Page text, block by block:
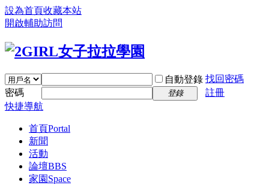
設為首頁收藏本站
開啟輔助訪問
自動登錄 找回密碼
密碼
登錄
註冊
快捷導航
首頁Portal
新聞
活動
論壇BBS
家園 Space